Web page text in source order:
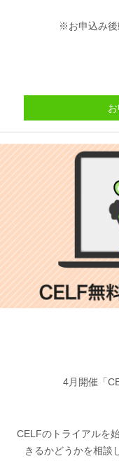
※お申込み後
4月開催「
CELFのトライアルを
きるかどうかを相談